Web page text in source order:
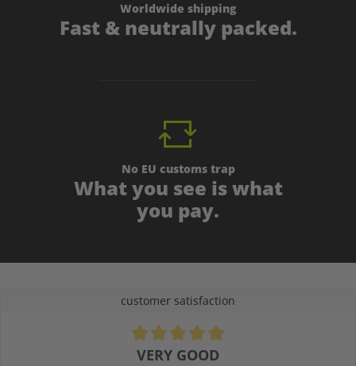
Worldwide shipping
Fast & neutrally packed.
No EU customs trap
What you see is what
you pay.
customer satisfaction
Average rating of 4.9 out of 5 stars
VERY GOOD